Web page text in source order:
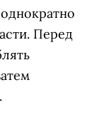
Перед